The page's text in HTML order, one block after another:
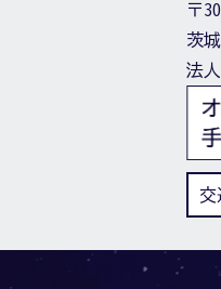
〒
茨
法
交